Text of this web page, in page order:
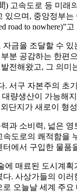
고속도로 등 미
으며, 중앙정부
road to nowhere)”
금을 조달할 수
분 공감하는 한
전해왔고, 그 의미
서구 자본주의
량생산이 가능
단지가 새로이 형
과 소비력, 넓은
도로의 쾌적함
에서 구입한 물
매료된 도시계
. 사상가들의 이
오늘날 세계 주